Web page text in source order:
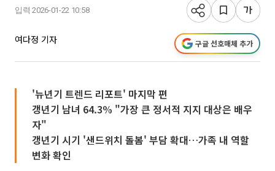
입력 2026-01-22 10:58
여다정 기자 구글 선호매체 추가
'뉴년기 트렌드 리포트' 마지막 편
갱년기 남녀 64.3% "가장 큰 정서적 지지 대상은 배우
자"
갱년기 시기 '샌드위치 돌봄' 부담 확대…가족 내 역할
변화 확인